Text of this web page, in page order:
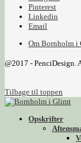
Pinterest
Linkedin
Email
Om Bornholm i
@2017 - PenciDesign.
Tilbage til toppen
Opskrifter